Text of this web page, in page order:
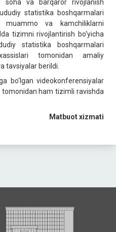
soha va barqaror rivojlanish
statistika boshqarmalari
muammo va kamchiliklarni
tizimni rivojlantirish bo‘yicha
statistika boshqarmalari
tomonidan amaliy
tavsiyalar berildi.
bo‘lgan videokonferensiyalar
ham tizimli ravishda
Matbuot xizmati